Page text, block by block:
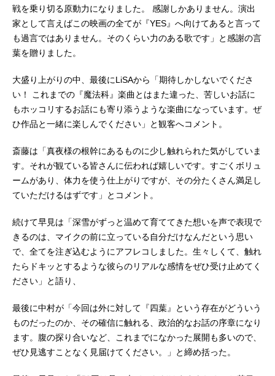
戦を乗り切る原動力になりました。 感謝しかありません。演出
家として言えばこの映画の全てが『YES』へ向けてあると言って
も過言ではありません。そのくらい力のある歌です」と感謝の言
葉を贈りました。
大盛り上がりの中、最後にLiSAから「期待しかしないでくださ
い！ これまでの『魔法科』楽曲とはまた違った、苦しいお話に
もホッコリするお話にも寄り添うような楽曲になっています。ぜ
ひ作品と一緒に楽しんでください」と観客へコメント。
斎藤は「真夜様の根幹にあるものに少し触れられた気がしていま
す。それが観ている皆さんに伝われば嬉しいです。すごくボリュ
ームがあり、体力を使う仕上がりですが、その分たくさん満足し
ていただけるはずです」とコメント。
続けて早見は「深雪がずっと温めて育ててきた想いを声で表現で
きるのは、マイクの前に立っている自分だけなんだという思い
で、全てを注ぎ込むようにアフレコしました。生々しくて、触れ
たらドキッとするような彼らのリアルな感情をぜひ受け止めてく
ださい」と語り、
最後に中村が「今回は外に対して『四葉』という存在がどういう
ものだったのか、その確信に触れる、政治的なお話の序章になり
ます。腹の探り合いなど、これまでになかった展開も多いので、
ぜひ見逃すことなく見届けてください。」と締め括った。